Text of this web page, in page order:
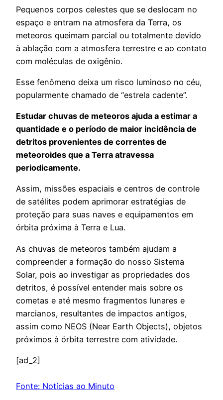
Pequenos corpos celestes que se deslocam no
espaço e entram na atmosfera da Terra, os
meteoros queimam parcial ou totalmente devido
à ablação com a atmosfera terrestre e ao contato
com moléculas de oxigênio.
Esse fenômeno deixa um risco luminoso no céu,
popularmente chamado de “estrela cadente”.
Estudar chuvas de meteoros ajuda a estimar a
quantidade e o período de maior incidência de
detritos provenientes de correntes de
meteoroides que a Terra atravessa
periodicamente.
Assim, missões espaciais e centros de controle
de satélites podem aprimorar estratégias de
proteção para suas naves e equipamentos em
órbita próxima à Terra e Lua.
As chuvas de meteoros também ajudam a
compreender a formação do nosso Sistema
Solar, pois ao investigar as propriedades dos
detritos, é possível entender mais sobre os
cometas e até mesmo fragmentos lunares e
marcianos, resultantes de impactos antigos,
assim como NEOS (Near Earth Objects), objetos
próximos à órbita terrestre com atividade.
[ad_2]
Fonte: Notícias ao Minuto